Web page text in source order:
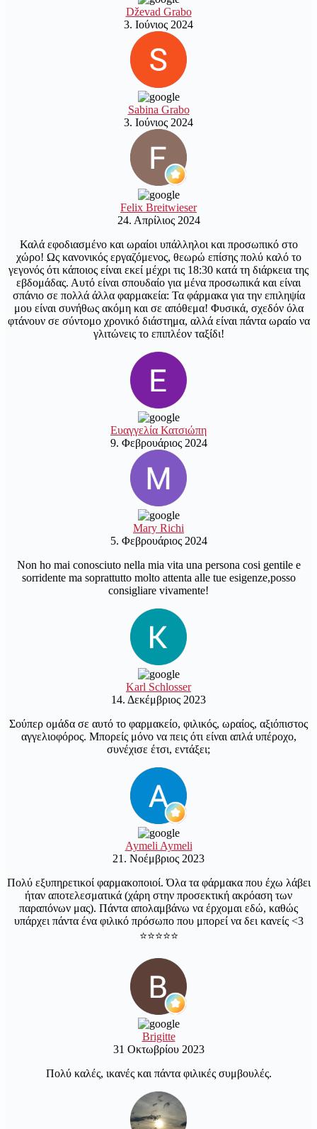
Dževad Grabo
3. Ιούνιος 2024
Sabina Grabo
3. Ιούνιος 2024
Felix Breitwieser
24. Απρίλιος 2024
Καλά εφοδιασμένο και ωραίοι υπάλληλοι και προσωπικό στο
χώρο! Ως κανονικός εργαζόμενος, θεωρώ επίσης πολύ καλό το
γεγονός ότι κάποιος είναι εκεί μέχρι τις 18:30 κατά τη διάρκεια της
εβδομάδας. Αυτό είναι σπουδαίο για μένα προσωπικά και είναι
σπάνιο σε πολλά άλλα φαρμακεία: Τα φάρμακα για την επιληψία
μου είναι συνήθως ακόμη και σε απόθεμα! Φυσικά, σχεδόν όλα
φτάνουν σε σύντομο χρονικό διάστημα, αλλά είναι πάντα ωραίο να
γλιτώνεις το επιπλέον ταξίδι!
Ευαγγελία Κατσιώπη
9. Φεβρουάριος 2024
Mary Richi
5. Φεβρουάριος 2024
Non ho mai conosciuto nella mia vita una persona cosi gentile e
sorridente ma soprattutto molto attenta alle tue esigenze,posso
consigliare vivamente!
Karl Schlosser
14. Δεκέμβριος 2023
Σούπερ ομάδα σε αυτό το φαρμακείο, φιλικός, ωραίος, αξιόπιστος
αγγελιοφόρος. Μπορείς μόνο να πεις ότι είναι απλά υπέροχο,
συνέχισε έτσι, εντάξει;
Aymeli Aymeli
21. Νοέμβριος 2023
Πολύ εξυπηρετικοί φαρμακοποιοί. Όλα τα φάρμακα που έχω λάβει
ήταν αποτελεσματικά (χάρη στην προσεκτική ακρόαση των
παραπόνων μας). Πάντα απολαμβάνω να έρχομαι εδώ, καθώς
υπάρχει πάντα ένα φιλικό πρόσωπο που μπορεί να δει κανείς <3
⭐️⭐️⭐️⭐️⭐️
Brigitte
31 Οκτωβρίου 2023
Πολύ καλές, ικανές και πάντα φιλικές συμβουλές.